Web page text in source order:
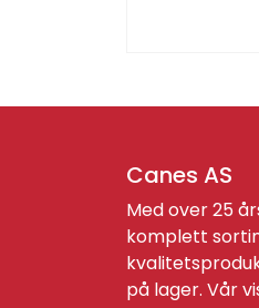
Canes AS
Med over 25
komplett
på lager. Vår